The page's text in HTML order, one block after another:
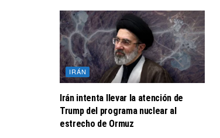
IRÁN
Irán intenta llevar la atención de
Trump del programa nuclear al
estrecho de Ormuz